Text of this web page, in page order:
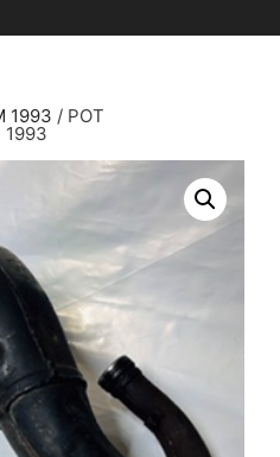
1993 / POT
1993